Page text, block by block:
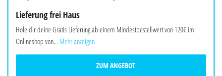
Lieferung frei Haus
Hole dir deine Gratis Lieferung ab einem Mindestbestellwert von 120€ im
Onlineshop von... Mehr anzeigen
ZUM ANGEBOT